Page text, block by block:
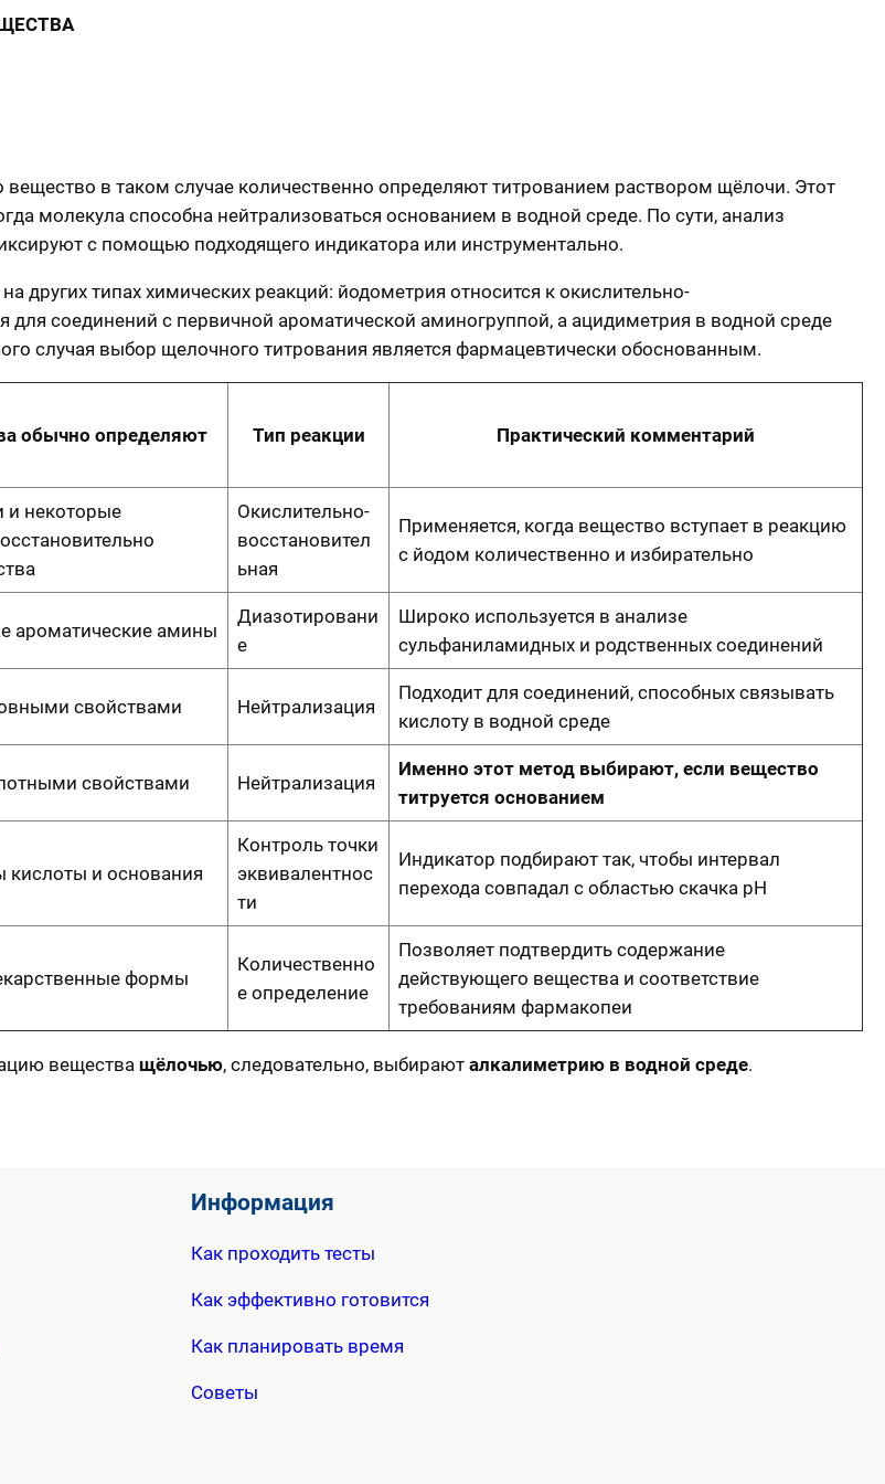
вещество в таком случае количественно определяют титрованием раствором щёлочи. Этот
молекула способна нейтрализоваться основанием в водной среде. По сути, анализ
с помощью подходящего индикатора или инструментально.
других типах химических реакций: йодометрия относится к окислительно-
соединений с первичной ароматической аминогруппой, а ацидиметрия в водной среде
случая выбор щелочного титрования является фармацевтически обоснованным.
обычно определяют Тип реакции Практический комментарий
и некоторые
Окислительно-
восстановител
ьная
Применяется, когда вещество вступает в реакцию
с йодом количественно и избирательно
ароматические амины
Диазотировани
е
Широко используется в анализе
сульфаниламидных и родственных соединений
свойствами Нейтрализация
Подходит для соединений, способных связывать
кислоту в водной среде
свойствами Нейтрализация
Именно этот метод выбирают, если вещество
титруется основанием
кислоты и основания
Контроль точки
эквивалентнос
ти
Индикатор подбирают так, чтобы интервал
перехода совпадал с областью скачка pH
формы
Количественно
е определение
Позволяет подтвердить содержание
действующего вещества и соответствие
требованиям фармакопеи
вещества щёлочью, следовательно, выбирают алкалиметрию в водной среде.
Информация
Как проходить тесты
Как эффективно готовится
Как планировать время
Советы